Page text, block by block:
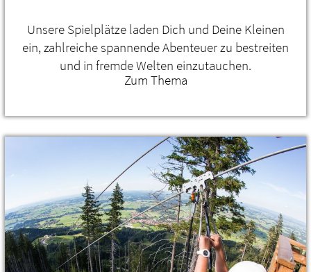
Unsere Spielplätze laden Dich und Deine Kleinen
ein, zahlreiche spannende Abenteuer zu bestreiten
und in fremde Welten einzutauchen.
Zum Thema